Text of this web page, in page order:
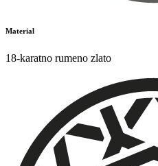
Material
18-karatno rumeno zlato